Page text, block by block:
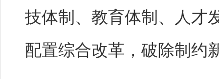
技体制、教育体制、人才
配置综合改革，破除制约